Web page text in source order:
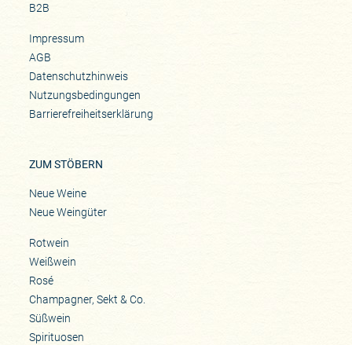
B2B
Impressum
AGB
Datenschutzhinweis
Nutzungsbedingungen
Barrierefreiheitserklärung
ZUM STÖBERN
Neue Weine
Neue Weingüter
Rotwein
Weißwein
Rosé
Champagner, Sekt & Co.
Süßwein
Spirituosen